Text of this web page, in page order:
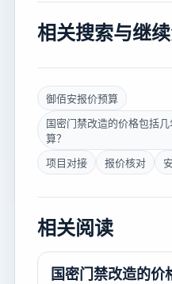
相关搜索与继
御佰安报价预算
国密门禁改造的价格包括
算？
项目对接
报价核对
相关阅读
国密门禁改造的价